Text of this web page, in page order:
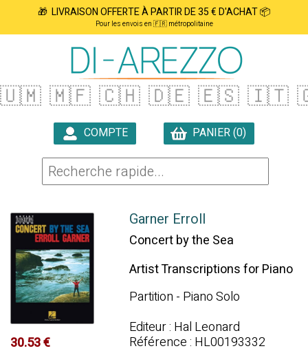
🎁 LIVRAISON OFFERTE À PARTIR DE 35 € D'ACHAT 📦
Pour les envois en 🇫🇷 métropolitaine
🇺🇲 🇲🇫 🇨🇭 🇩🇪 🇪🇸 🇮🇹
COMPTE
PANIER (0)
30.53 €
Garner Erroll
Concert by the Sea
Artist Transcriptions for Piano
Partition - Piano Solo
Editeur : Hal Leonard
Référence : HL00193332